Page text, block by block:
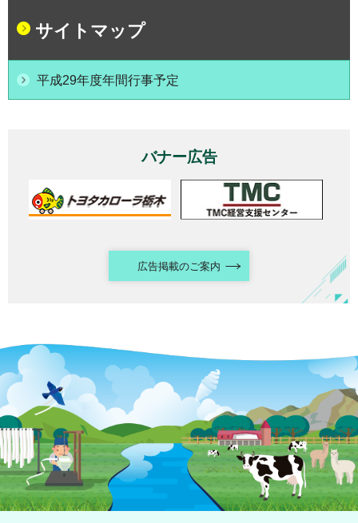
サイトマップ
平成29年度年間行事予定
バナー広告
広告掲載のご案内